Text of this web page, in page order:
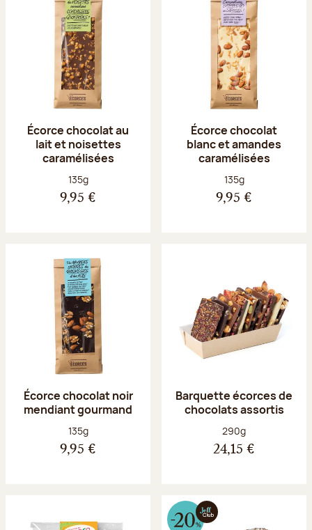
Écorce chocolat au
lait et noisettes
caramélisées
Poids net :
135g
9,95 €
Écorce chocolat
blanc et amandes
caramélisées
Poids net :
135g
9,95 €
Écorce chocolat noir
mendiant gourmand
Poids net :
135g
9,95 €
Barquette écorces de
chocolats assortis
Poids net :
290g
24,15 €